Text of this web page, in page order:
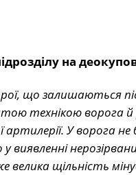
на
що залишаються
технікою
У ворога
велика щільність